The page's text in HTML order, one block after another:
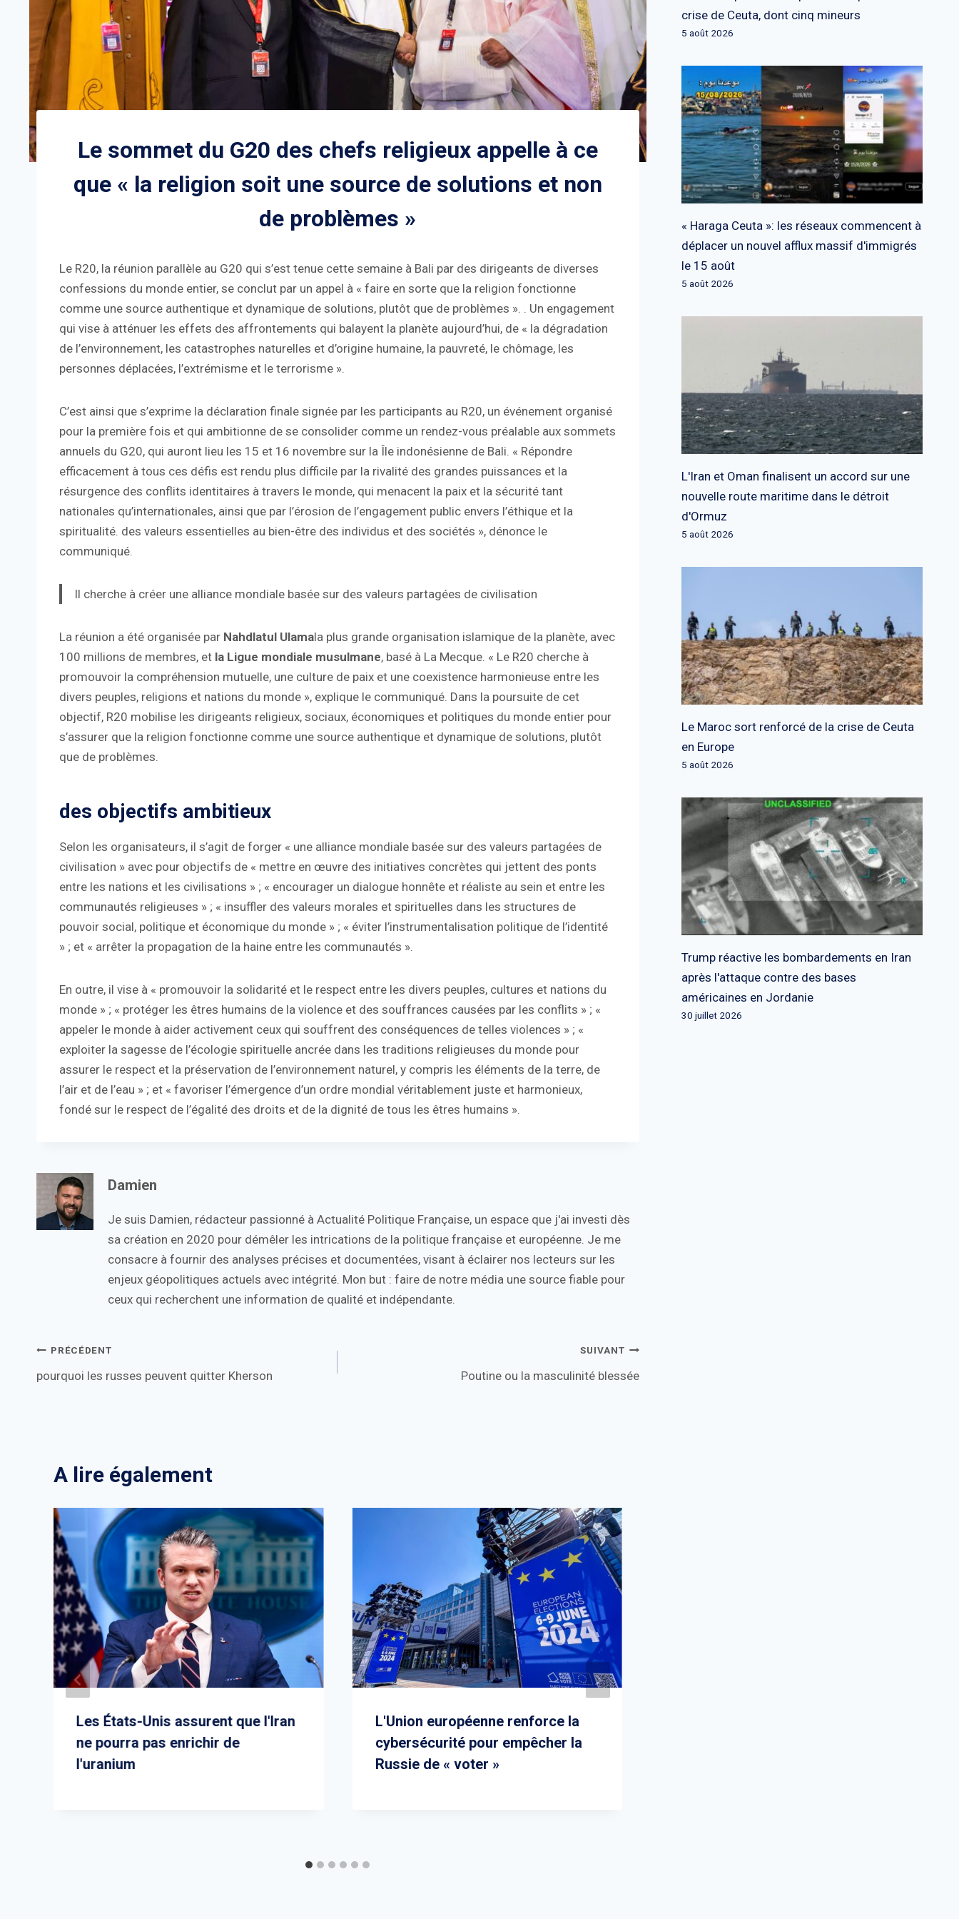
Le sommet du G20 des chefs religieux appelle à ce
que « la religion soit une source de solutions et non
de problèmes »
Le R20, la réunion parallèle au G20 qui s’est tenue cette semaine à Bali par des dirigeants de diverses
confessions du monde entier, se conclut par un appel à « faire en sorte que la religion fonctionne
comme une source authentique et dynamique de solutions, plutôt que de problèmes ». . Un engagement
qui vise à atténuer les effets des affrontements qui balayent la planète aujourd’hui, de « la dégradation
de l’environnement, les catastrophes naturelles et d’origine humaine, la pauvreté, le chômage, les
personnes déplacées, l’extrémisme et le terrorisme ».
C’est ainsi que s’exprime la déclaration finale signée par les participants au R20, un événement organisé
pour la première fois et qui ambitionne de se consolider comme un rendez-vous préalable aux sommets
annuels du G20, qui auront lieu les 15 et 16 novembre sur la Île indonésienne de Bali. « Répondre
efficacement à tous ces défis est rendu plus difficile par la rivalité des grandes puissances et la
résurgence des conflits identitaires à travers le monde, qui menacent la paix et la sécurité tant
nationales qu’internationales, ainsi que par l’érosion de l’engagement public envers l’éthique et la
spiritualité. des valeurs essentielles au bien-être des individus et des sociétés », dénonce le
communiqué.
Il cherche à créer une alliance mondiale basée sur des valeurs partagées de civilisation
La réunion a été organisée par Nahdlatul Ulamala plus grande organisation islamique de la planète, avec
100 millions de membres, et la Ligue mondiale musulmane, basé à La Mecque. « Le R20 cherche à
promouvoir la compréhension mutuelle, une culture de paix et une coexistence harmonieuse entre les
divers peuples, religions et nations du monde », explique le communiqué. Dans la poursuite de cet
objectif, R20 mobilise les dirigeants religieux, sociaux, économiques et politiques du monde entier pour
s’assurer que la religion fonctionne comme une source authentique et dynamique de solutions, plutôt
que de problèmes.
des objectifs ambitieux
Selon les organisateurs, il s’agit de forger « une alliance mondiale basée sur des valeurs partagées de
civilisation » avec pour objectifs de « mettre en œuvre des initiatives concrètes qui jettent des ponts
entre les nations et les civilisations » ; « encourager un dialogue honnête et réaliste au sein et entre les
communautés religieuses » ; « insuffler des valeurs morales et spirituelles dans les structures de
pouvoir social, politique et économique du monde » ; « éviter l’instrumentalisation politique de l’identité
» ; et « arrêter la propagation de la haine entre les communautés ».
En outre, il vise à « promouvoir la solidarité et le respect entre les divers peuples, cultures et nations du
monde » ; « protéger les êtres humains de la violence et des souffrances causées par les conflits » ; «
appeler le monde à aider activement ceux qui souffrent des conséquences de telles violences » ; «
exploiter la sagesse de l’écologie spirituelle ancrée dans les traditions religieuses du monde pour
assurer le respect et la préservation de l’environnement naturel, y compris les éléments de la terre, de
l’air et de l’eau » ; et « favoriser l’émergence d’un ordre mondial véritablement juste et harmonieux,
fondé sur le respect de l’égalité des droits et de la dignité de tous les êtres humains ».
Damien
Je suis Damien, rédacteur passionné à Actualité Politique Française, un espace que j'ai investi dès
sa création en 2020 pour démêler les intrications de la politique française et européenne. Je me
consacre à fournir des analyses précises et documentées, visant à éclairer nos lecteurs sur les
enjeux géopolitiques actuels avec intégrité. Mon but : faire de notre média une source fiable pour
ceux qui recherchent une information de qualité et indépendante.
Navigation
de
PRÉCÉDENT
pourquoi les russes peuvent quitter Kherson
SUIVANT
Poutine ou la masculinité blessée
A lire également
Les États-Unis assurent que l'Iran
ne pourra pas enrichir de
l'uranium
L'Union européenne renforce la
cybersécurité pour empêcher la
Russie de « voter »
crise de Ceuta, dont cinq mineurs
5 août 2026
« Haraga Ceuta »: les réseaux commencent à
déplacer un nouvel afflux massif d'immigrés
le 15 août
5 août 2026
L'Iran et Oman finalisent un accord sur une
nouvelle route maritime dans le détroit
d'Ormuz
5 août 2026
Le Maroc sort renforcé de la crise de Ceuta
en Europe
5 août 2026
Trump réactive les bombardements en Iran
après l'attaque contre des bases
américaines en Jordanie
30 juillet 2026